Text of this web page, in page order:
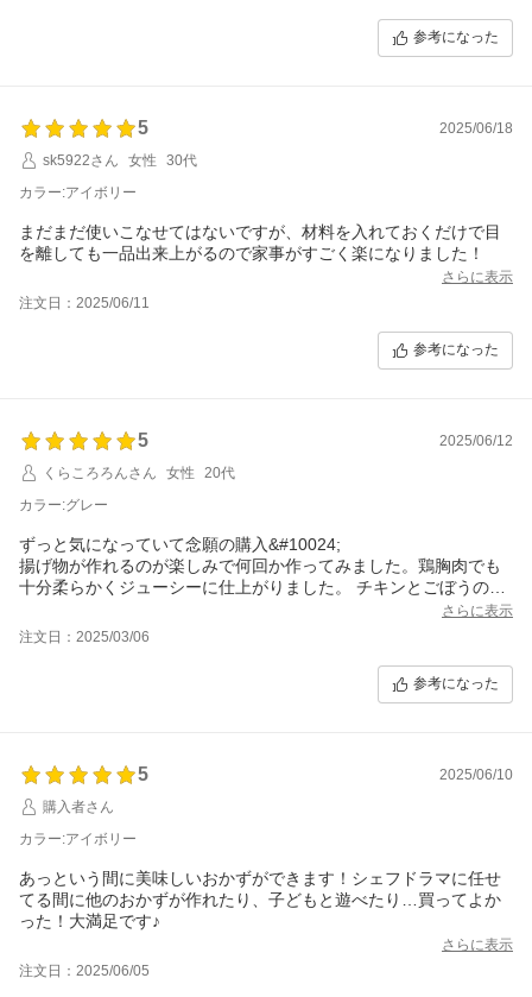
が、油をたくさん使うので油の消費は早く残念です。
参考になった
5
2025/06/18
sk5922さん
女性
30代
カラー:アイボリー
まだまだ使いこなせてはないですが、材料を入れておくだけで目
を離しても一品出来上がるので家事がすごく楽になりました！
さらに表示
注文日：2025/06/11
参考になった
5
2025/06/12
くらころろんさん
女性
20代
カラー:グレー
ずっと気になっていて念願の購入&#10024;
揚げ物が作れるのが楽しみで何回か作ってみました。鶏胸肉でも
十分柔らかくジューシーに仕上がりました。 チキンとごぼうの甘
辛揚げもとても美味しくできました。 もっとレパートリー増やし
ていくのが楽しみです&#10084;&#65038;
さらに表示
注文日：2025/03/06
参考になった
5
2025/06/10
購入者さん
カラー:アイボリー
あっという間に美味しいおかずができます！シェフドラマに任せ
てる間に他のおかずが作れたり、子どもと遊べたり…買ってよか
った！大満足です♪
さらに表示
注文日：2025/06/05